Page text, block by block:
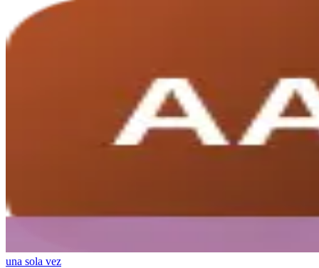
una sola vez